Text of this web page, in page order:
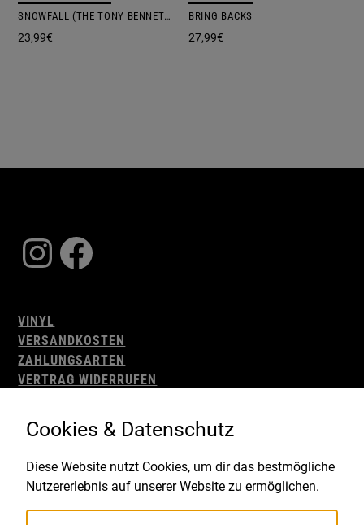
SNOWFALL (THE TONY BENNETT CHRISTMAS ALBUM)
23,99€
BRING BACKS
27,99€
Instagram
Facebook
VINYL
VERSANDKOSTEN
ZAHLUNGSARTEN
VERTRAG WIDERRUFEN
WIDERRUFSBELEHRUNG
IMPRESSUM
Gefördert durch:
Cookies & Datenschutz
Diese Website nutzt Cookies, um dir das bestmögliche
Nutzererlebnis auf unserer Website zu ermöglichen.